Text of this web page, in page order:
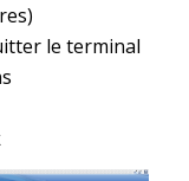
le terminal